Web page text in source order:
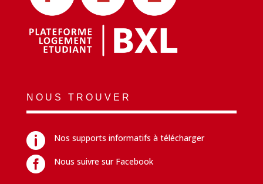
NOUS TROUVER
 Nos supports informatifs à télécharger
 Nous suivre sur Facebook